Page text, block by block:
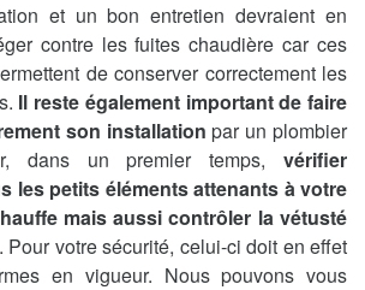
et un bon entretien devraient en
contre les fuites chaudière car ces
de conserver correctement les
Il reste également important de faire
son installation par un plombier
dans un premier temps, vérifier
les petits éléments attenants à votre
mais aussi contrôler la vétusté
Pour votre sécurité, celui-ci doit en effet
en vigueur. Nous pouvons vous